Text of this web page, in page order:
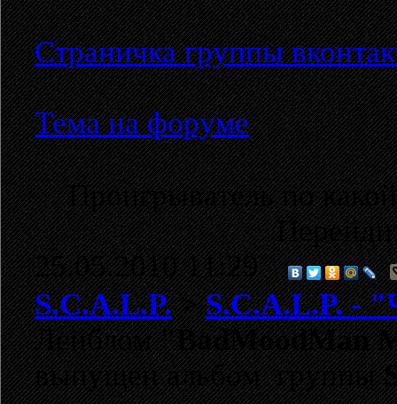
Страничка группы
Тема на форуме
Проигрыватель по
25.05.2010 11:29
S.C.A.L.P.>S.C.A.L.P. -
Лейблом"BadMoodMan
выпущен альбом группы